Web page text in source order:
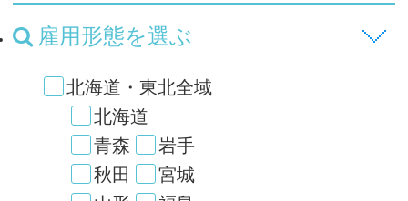
雇用形態を選ぶ
北海道・東北全域
北海道
青森
岩手
秋田
宮城